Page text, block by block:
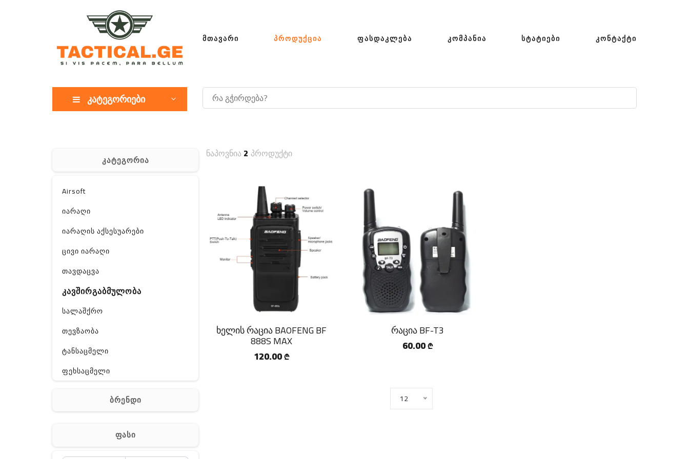
ᲛᲗᲐᲕᲐᲠᲘ ᲞᲠᲝᲓᲣᲥᲪᲘᲐ ᲤᲐᲡᲓᲐᲙᲚᲔᲑᲐ ᲙᲝᲛᲞᲐᲜᲘᲐ ᲡᲢᲐᲢᲘᲔᲑᲘ ᲙᲝᲜᲢᲐᲥᲢᲘ
კატეგორიები
კატეგორია
Airsoft
იარაღი
იარაღის აქსესუარები
ცივი იარაღი
თავდაცვა
კავშირგაბმულობა
სალაშქრო
თევზაობა
ტანსაცმელი
ფეხსაცმელი
აქსესუარები
Off-Road
ბრენდი
ფასი
ნაპოვნია2 პროდუქტი
ხელის რაცია BAOFENG BF
888S MAX
120.00 ₾
რაცია BF-T3
60.00 ₾
12